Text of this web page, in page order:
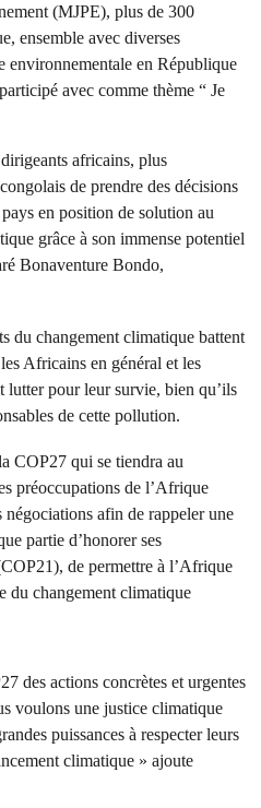
(MJPE), plus de 300
ensemble avec diverses
environnementale en République
avec comme thème “ Je
africains, plus
de prendre des décisions
en position de solution au
grâce à son immense potentiel
Bonaventure Bondo,
du changement climatique battent
Africains en général et les
pour leur survie, bien qu’ils
de cette pollution.
COP27 qui se tiendra au
préoccupations de l’Afrique
négociations afin de rappeler une
partie d’honorer ses
de permettre à l’Afrique
du changement climatique
des actions concrètes et urgentes
voulons une justice climatique
puissances à respecter leurs
climatique » ajoute